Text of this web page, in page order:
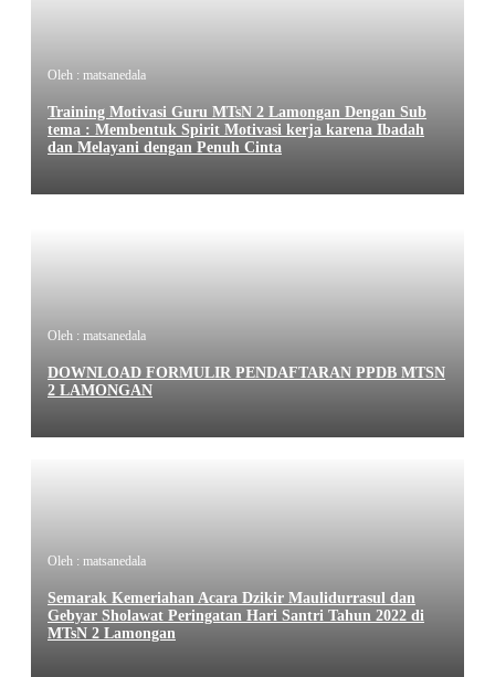
Oleh : matsanedala
Training Motivasi Guru MTsN 2 Lamongan Dengan Sub
tema : Membentuk Spirit Motivasi kerja karena Ibadah
dan Melayani dengan Penuh Cinta
Oleh : matsanedala
DOWNLOAD FORMULIR PENDAFTARAN PPDB MTSN
2 LAMONGAN
Oleh : matsanedala
Semarak Kemeriahan Acara Dzikir Maulidurrasul dan
Gebyar Sholawat Peringatan Hari Santri Tahun 2022 di
MTsN 2 Lamongan